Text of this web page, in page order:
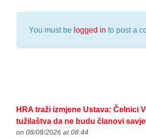
You must be logged in to post a
HRA traži izmjene Ustava: Čelnici
tužilaštva da ne budu članovi
on 08/08/2026 at 08:44